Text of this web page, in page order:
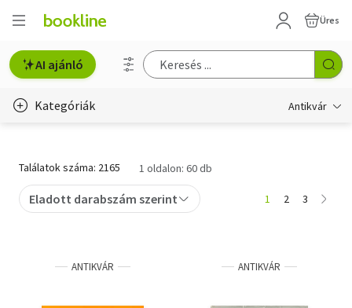
Üres
AI ajánló
Kategóriák Antikvár
Életmód, egészség
Találatok száma: 2165 1 oldalon: 60 db
Eladott darabszám szerint 1 2 3
ANTIKVÁR ANTIKVÁR